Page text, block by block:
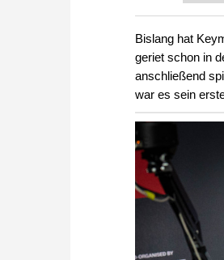
zuvor.
Bislang hat
geriet schon in
anschließend
war es sein